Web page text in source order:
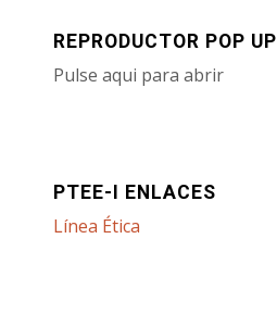
REPRODUCTOR POP UP
Pulse aqui para abrir
PTEE-I ENLACES
Línea Ética